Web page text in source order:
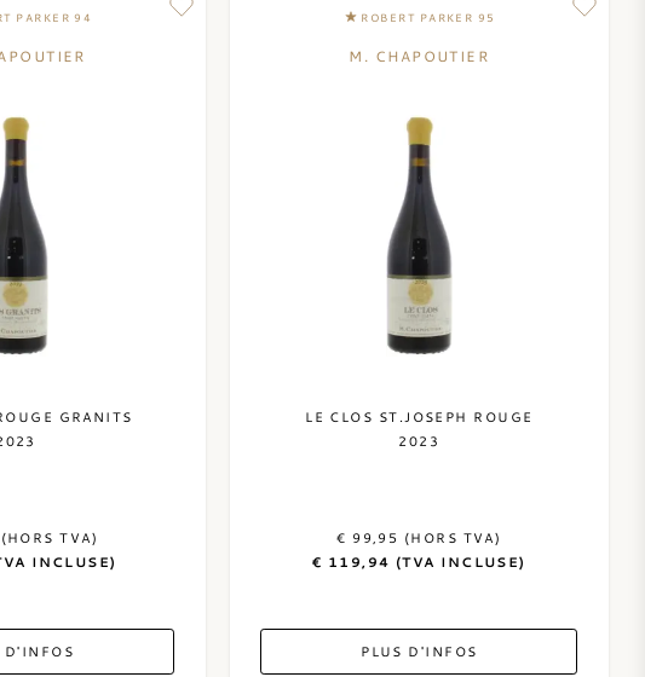
PARKER 94
GRANITS
TVA)
INCLUSE)
D'INFOS
ROBERT PARKER 95
M. CHAPOUTIER
LE CLOS ST.JOSEPH ROUGE
2023
€ 99,95 (HORS TVA)
€ 119,94 (TVA INCLUSE)
PLUS D'INFOS